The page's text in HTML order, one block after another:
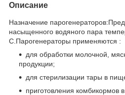
Описание
Назначение
насыщенного водяного пара
С.Парогенераторы применяются :
для обработки молочной,
продукции;
для стерилизации тары в
приготовления комбикормов